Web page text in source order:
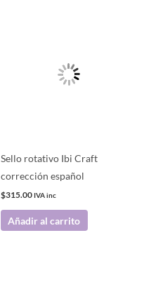
Sello rotativo Ibi Craft
corrección español
$315.00 IVA inc
Añadir al carrito